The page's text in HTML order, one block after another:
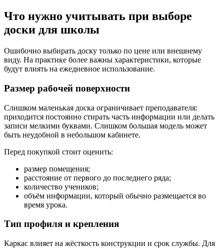
Что нужно учитывать при выборе
доски для школы
Ошибочно выбирать доску только по цене или внешнему
виду. На практике более важны характеристики, которые
будут влиять на ежедневное использование.
Размер рабочей поверхности
Слишком маленькая доска ограничивает преподавателя:
приходится постоянно стирать часть информации или делать
записи мелкими буквами. Слишком большая модель может
быть неудобной в небольшом кабинете.
Перед покупкой стоит оценить:
размер помещения;
расстояние от первого до последнего ряда;
количество учеников;
объём информации, который обычно размещается во
время урока.
Тип профиля и крепления
Каркас влияет на жёсткость конструкции и срок службы. Для